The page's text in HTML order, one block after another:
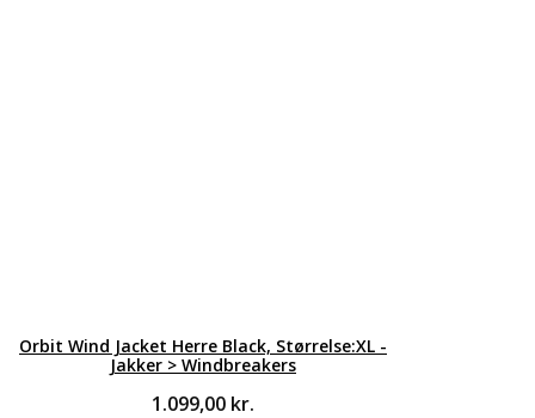
Orbit Wind Jacket Herre Black, Størrelse:XL -
Jakker > Windbreakers
1.099,00 kr.